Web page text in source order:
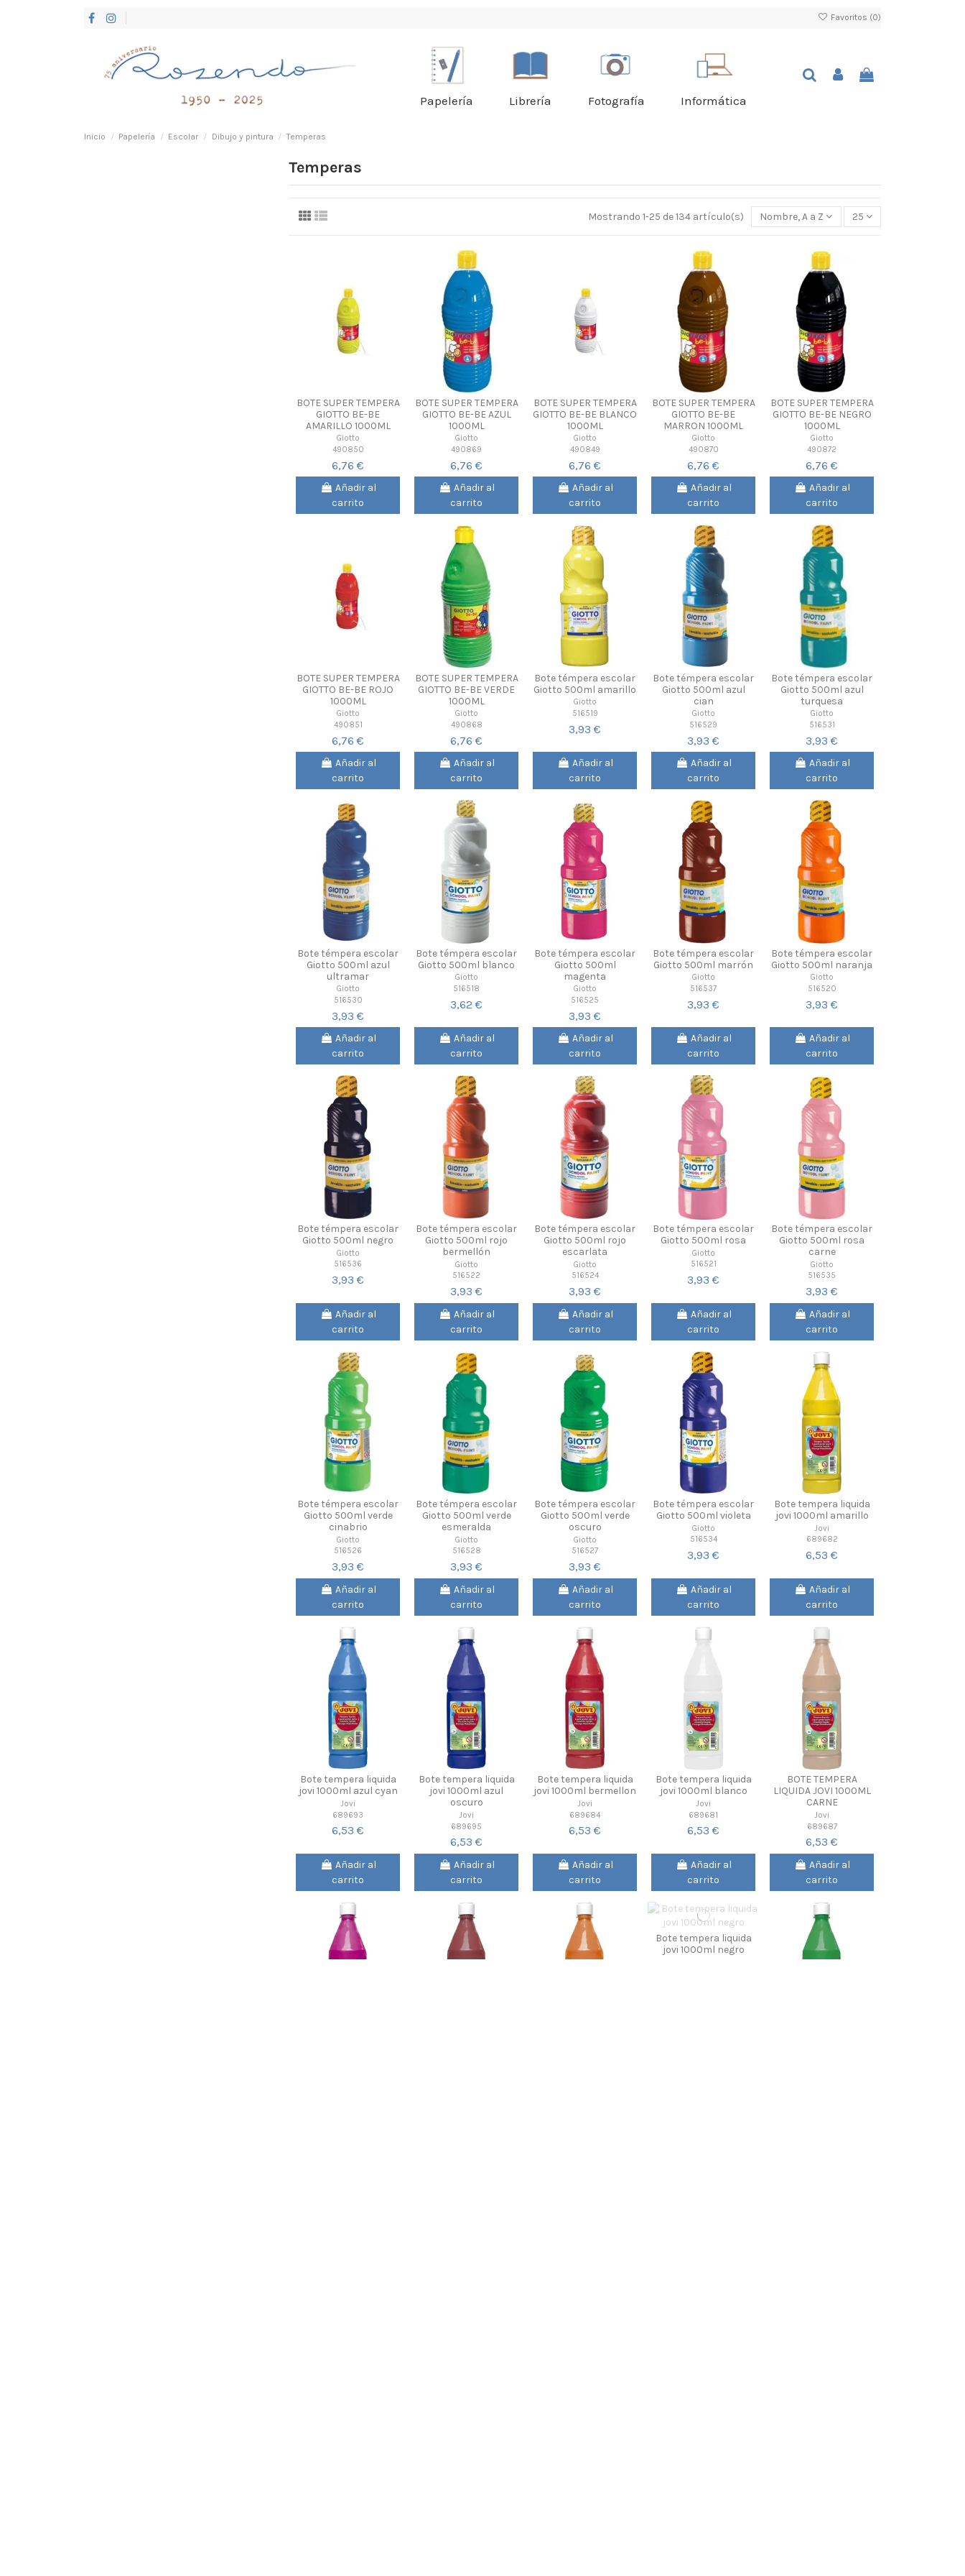
Favoritos (0)
Papelería Librería Fotografía Informática
Inicio Papelería Escolar Dibujo y pintura Temperas
Temperas
Mostrando 1-25 de 134 artículo(s) Nombre, A a Z 25
BOTE SUPER TEMPERA
GIOTTO BE-BE
AMARILLO 1000ML
Giotto
490850
6,76 €
Añadir al
carrito
BOTE SUPER TEMPERA
GIOTTO BE-BE AZUL
1000ML
Giotto
490869
6,76 €
Añadir al
carrito
BOTE SUPER TEMPERA
GIOTTO BE-BE BLANCO
1000ML
Giotto
490849
6,76 €
Añadir al
carrito
BOTE SUPER TEMPERA
GIOTTO BE-BE
MARRON 1000ML
Giotto
490870
6,76 €
Añadir al
carrito
BOTE SUPER TEMPERA
GIOTTO BE-BE NEGRO
1000ML
Giotto
490872
6,76 €
Añadir al
carrito
BOTE SUPER TEMPERA
GIOTTO BE-BE ROJO
1000ML
Giotto
490851
6,76 €
Añadir al
carrito
BOTE SUPER TEMPERA
GIOTTO BE-BE VERDE
1000ML
Giotto
490868
6,76 €
Añadir al
carrito
Bote témpera escolar
Giotto 500ml amarillo
Giotto
516519
3,93 €
Añadir al
carrito
Bote témpera escolar
Giotto 500ml azul
cian
Giotto
516529
3,93 €
Añadir al
carrito
Bote témpera escolar
Giotto 500ml azul
turquesa
Giotto
516531
3,93 €
Añadir al
carrito
Bote témpera escolar
Giotto 500ml azul
ultramar
Giotto
516530
3,93 €
Añadir al
carrito
Bote témpera escolar
Giotto 500ml blanco
Giotto
516518
3,62 €
Añadir al
carrito
Bote témpera escolar
Giotto 500ml
magenta
Giotto
516525
3,93 €
Añadir al
carrito
Bote témpera escolar
Giotto 500ml marrón
Giotto
516537
3,93 €
Añadir al
carrito
Bote témpera escolar
Giotto 500ml naranja
Giotto
516520
3,93 €
Añadir al
carrito
Bote témpera escolar
Giotto 500ml negro
Giotto
516536
3,93 €
Añadir al
carrito
Bote témpera escolar
Giotto 500ml rojo
bermellón
Giotto
516522
3,93 €
Añadir al
carrito
Bote témpera escolar
Giotto 500ml rojo
escarlata
Giotto
516524
3,93 €
Añadir al
carrito
Bote témpera escolar
Giotto 500ml rosa
Giotto
516521
3,93 €
Añadir al
carrito
Bote témpera escolar
Giotto 500ml rosa
carne
Giotto
516535
3,93 €
Añadir al
carrito
Bote témpera escolar
Giotto 500ml verde
cinabrio
Giotto
516526
3,93 €
Añadir al
carrito
Bote témpera escolar
Giotto 500ml verde
esmeralda
Giotto
516528
3,93 €
Añadir al
carrito
Bote témpera escolar
Giotto 500ml verde
oscuro
Giotto
516527
3,93 €
Añadir al
carrito
Bote témpera escolar
Giotto 500ml violeta
Giotto
516534
3,93 €
Añadir al
carrito
Bote tempera liquida
jovi 1000ml amarillo
Jovi
689682
6,53 €
Añadir al
carrito
Bote tempera liquida
jovi 1000ml azul cyan
Jovi
689693
6,53 €
Añadir al
carrito
Bote tempera liquida
jovi 1000ml azul
oscuro
Jovi
689695
6,53 €
Añadir al
carrito
Bote tempera liquida
jovi 1000ml bermellon
Jovi
689684
6,53 €
Añadir al
carrito
Bote tempera liquida
jovi 1000ml blanco
Jovi
689681
6,53 €
Añadir al
carrito
BOTE TEMPERA
LIQUIDA JOVI 1000ML
CARNE
Jovi
689687
6,53 €
Añadir al
carrito
Bote tempera liquida
jovi 1000ml negro